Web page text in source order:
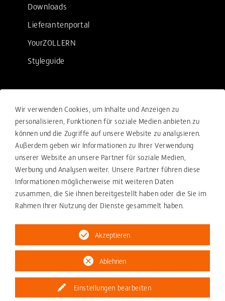
Downloads
Lieferantenportal
YourZOLLERN
Styleguide
Rechtliches
Verkaufsbedingungen
Einkaufsbedingungen
Compliance
Ihre Beschwerde-Meldung
Datenschutzerklärung
Impressum
© 2026 ZOLLERN GmbH & Co. KG
Wir verwenden Cookies, um Inhalte und Anzeigen zu
personalisieren, Funktionen für soziale Medien anbieten zu
können und die Zugriffe auf unsere Website zu analysieren.
Außerdem geben wir Informationen zu Ihrer Verwendung
unserer Website an unsere Partner für soziale Medien,
Werbung und Analysen weiter. Unsere Partner führen diese
Informationen möglicherweise mit weiteren Daten
zusammen, die Sie ihnen bereitgestellt haben oder die Sie im
Rahmen Ihrer Nutzung der Dienste gesammelt haben.
Einstellungen bearbeiten
Ablehnen
Akzeptieren